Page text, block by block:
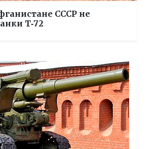
СССР не
Т‑72